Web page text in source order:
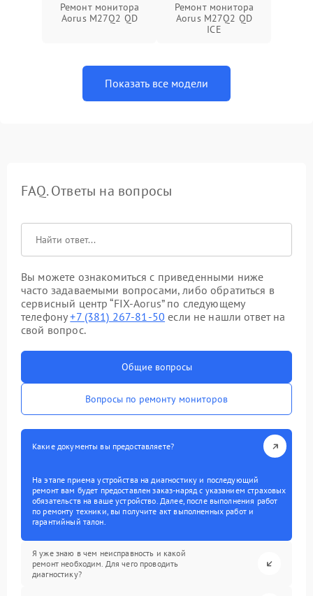
Ремонт монитора
Aorus M27Q2 QD
Ремонт монитора
Aorus M27Q2 QD
ICE
Показать все модели
FAQ. Ответы на вопросы
Вы можете ознакомиться с приведенными ниже
часто задаваемыми вопросами, либо обратиться в
сервисный центр “FIX-Aorus” по следующему
телефону+7 (381) 267-81-50 если не нашли ответ на
свой вопрос.
Общие вопросы
Вопросы по ремонту мониторов
Какие документы вы предоставляете?
На этапе приема устройства на диагностику и последующий
ремонт вам будет предоставлен заказ-наряд с указанием страховых
обязательств на ваше устройство. Далее, после выполнения работ
по ремонту техники, вы получите акт выполненных работ и
гарантийный талон.
Я уже знаю в чем неисправность и какой
ремонт необходим. Для чего проводить
диагностику?